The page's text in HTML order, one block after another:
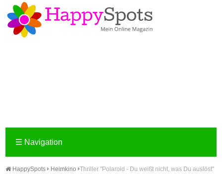
☰ Navigation
HappySpots Heimkino Thriller "Polaroid - Du weißt nicht, was Du auslöst"